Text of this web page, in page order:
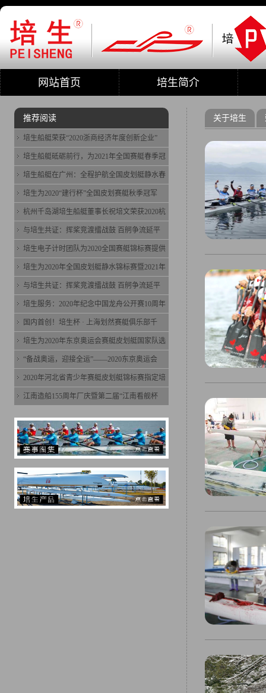
网站首页 培生简介
关于培生
推荐阅读
培生船艇荣获“2020浙商经济年度创新企业”
培生船艇砥砺前行，为2021年全国赛艇春季冠
培生船艇在广州：全程护航全国皮划艇静水春
培生为2020“建行杯”全国皮划赛艇秋季冠军
杭州千岛湖培生船艇董事长祝培文荣获2020杭
与培生共证：挥桨竞渡擂战鼓 百舸争流延平
培生电子计时团队为2020全国赛艇锦标赛提供
培生为2020年全国皮划艇静水锦标赛暨2021年
与培生共证：挥桨竞渡擂战鼓 百舸争流延平
培生服务：2020年纪念中国龙舟公开赛10周年
国内首创！培生杯 · 上海划然赛艇俱乐部千
培生为2020年东京奥运会赛艇皮划艇国家队选
“备战奥运，迎接全运”——2020东京奥运会
2020年河北省青少年赛艇皮划艇锦标赛指定培
江南造船155周年厂庆暨第二届“江南看舰杯